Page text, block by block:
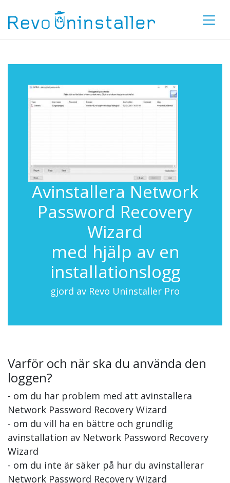
Avinstallera Network
Password Recovery
Wizard
med hjälp av en
installationslogg
gjord av Revo Uninstaller Pro
Varför och när ska du använda den
loggen?
- om du har problem med att avinstallera
Network Password Recovery Wizard
- om du vill ha en bättre och grundlig
avinstallation av Network Password Recovery
Wizard
- om du inte är säker på hur du avinstallerar
Network Password Recovery Wizard